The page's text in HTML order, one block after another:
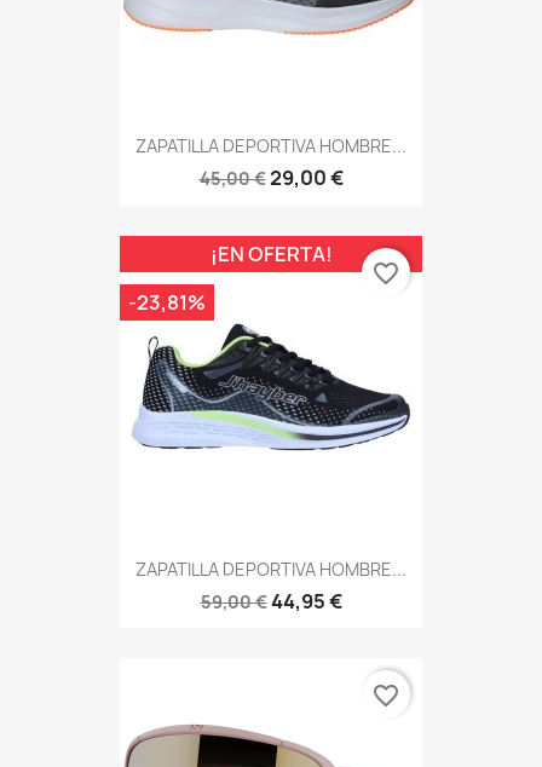
ZAPATILLA DEPORTIVA HOMBRE...
45,00 €29,00 €
ZAPATILLA DEPORTIVA HOMBRE...
59,00 €44,95 €
¡EN OFERTA!
-23,81%
favorite_border
favorite_border